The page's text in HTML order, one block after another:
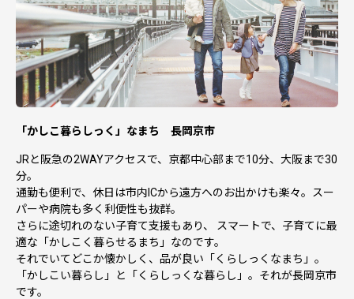
「かしこ暮らしっく」なまち 長岡京市
JRと阪急の2WAYアクセスで、京都中心部まで10分、大阪まで30
分。
通勤も便利で、休日は市内ICから遠方へのお出かけも楽々。スー
パーや病院も多く利便性も抜群。
さらに途切れのない子育て支援もあり、 スマートで、子育てに最
適な「かしこく暮らせるまち」なのです。
それでいてどこか懐かしく、品が良い「くらしっくなまち」。
「かしこい暮らし」と「くらしっくな暮らし」。それが長岡京市
です。